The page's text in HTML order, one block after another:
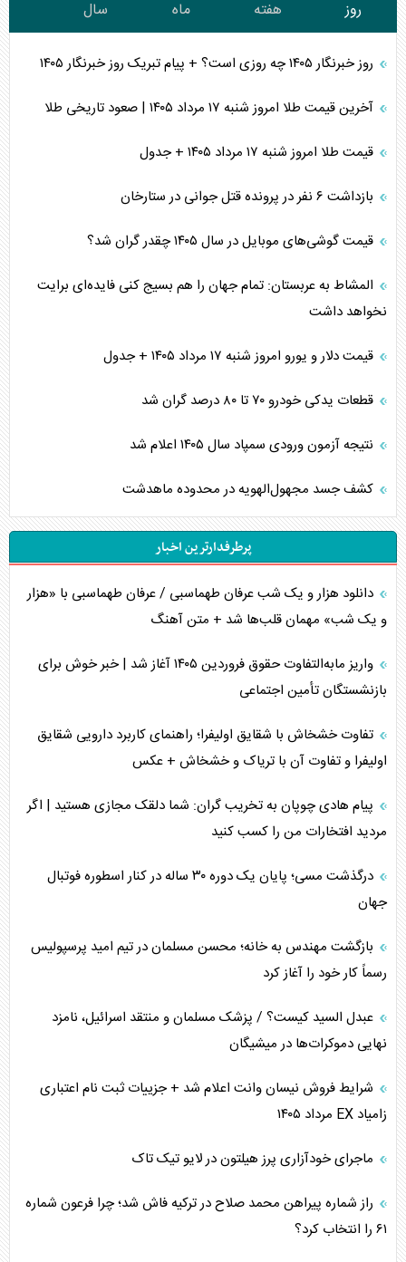
روز هفته ماه سال
روز خبرنگار ۱۴۰۵ چه روزی است؟ + پیام تبریک روز خبرنگار ۱۴۰۵
آخرین قیمت طلا امروز شنبه ۱۷ مرداد ۱۴۰۵ | صعود تاریخی طلا
قیمت طلا امروز شنبه ۱۷ مرداد ۱۴۰۵ + جدول
بازداشت ۶ نفر در پرونده قتل جوانی در ستارخان
قیمت گوشی‌های موبایل در سال ۱۴۰۵ چقدر گران شد؟
المشاط به عربستان: تمام جهان را هم بسیج کنی فایده‌ای برایت
نخواهد داشت
قیمت دلار و یورو امروز شنبه ۱۷ مرداد ۱۴۰۵ + جدول
قطعات یدکی خودرو ۷۰ تا ۸۰ درصد گران شد
نتیجه آزمون ورودی سمپاد سال ۱۴۰۵ اعلام شد
کشف جسد مجهول‌الهویه در محدوده ماهدشت
پرطرفدارترین اخبار
دانلود هزار و یک شب عرفان طهماسبی / عرفان طهماسبی با «هزار
و یک شب» مهمان قلب‌ها شد + متن آهنگ
واریز مابه‌التفاوت حقوق فروردین ۱۴۰۵ آغاز شد | خبر خوش برای
بازنشستگان تأمین اجتماعی
تفاوت خشخاش با شقایق اولیفرا؛ راهنمای کاربرد دارویی شقایق
اولیفرا و تفاوت آن با تریاک و خشخاش + عکس
پیام هادی چوپان به تخریب گران: شما دلقک مجازی هستید | اگر
مردید افتخارات من را کسب کنید
درگذشت مسی؛ پایان یک دوره ۳۰ ساله در کنار اسطوره فوتبال
جهان
بازگشت مهندس به خانه؛ محسن مسلمان در تیم امید پرسپولیس
رسماً کار خود را آغاز کرد
عبدل السید کیست؟ / پزشک مسلمان و منتقد اسرائیل، نامزد
نهایی دموکرات‌ها در میشیگان
شرایط فروش نیسان وانت اعلام شد + جزییات ثبت نام اعتباری
زامیاد EX مرداد ۱۴۰۵
ماجرای خودآزاری پرز هیلتون در لایو تیک تاک
راز شماره پیراهن محمد صلاح در ترکیه فاش شد؛ چرا فرعون شماره
۶۱ را انتخاب کرد؟